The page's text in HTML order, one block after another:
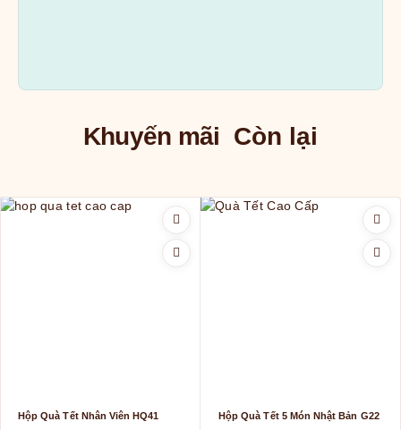
Khuyến mãi Còn lại
Hộp Quà Tết Nhân Viên HQ41 Hộp Quà Tết 5 Món Nhật Bản G22